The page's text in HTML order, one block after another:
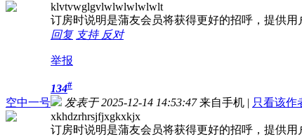
klvtvwglgvlwlwlwlwlwlt
订房时说明是蒲友会员将获得更好的招呼，提供
回复 支持 反对
举报
空中一号
134#
发表于 2025-12-14 14:53:47 来自手机 | 只看该作
xkhdzrhrsjfjxgkxkjx
订房时说明是蒲友会员将获得更好的招呼，提供